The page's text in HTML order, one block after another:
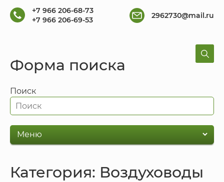
+7 966 206-68-73
+7 966 206-69-53
2962730@mail.ru
Форма поиска
Поиск
Категория: Воздуховоды